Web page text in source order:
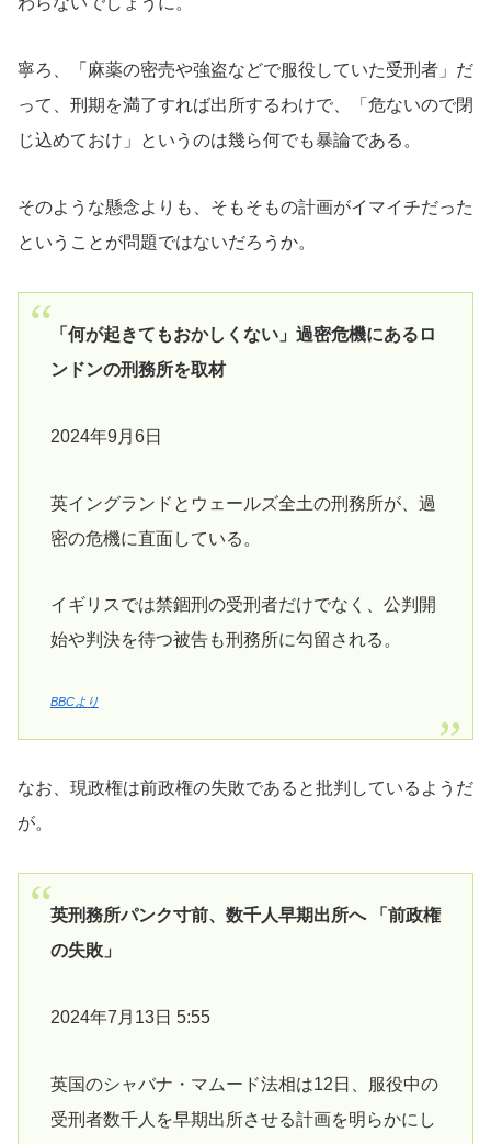
寧ろ、「麻薬の密売や強盗などで服役していた受刑者」だ
って、刑期を満了すれば出所するわけで、「危ないので閉
じ込めておけ」というのは幾ら何でも暴論である。
そのような懸念よりも、そもそもの計画がイマイチだった
ということが問題ではないだろうか。
「何が起きてもおかしくない」過密危機にあるロ
ンドンの刑務所を取材
2024年9月6日
英イングランドとウェールズ全土の刑務所が、過
密の危機に直面している。
イギリスでは禁錮刑の受刑者だけでなく、公判開
始や判決を待つ被告も刑務所に勾留される。
BBCより
なお、現政権は前政権の失敗であると批判しているようだ
が。
英刑務所パンク寸前、数千人早期出所へ 「前政権
の失敗」
2024年7月13日 5:55
英国のシャバナ・マムード法相は12日、服役中の
受刑者数千人を早期出所させる計画を明らかにし